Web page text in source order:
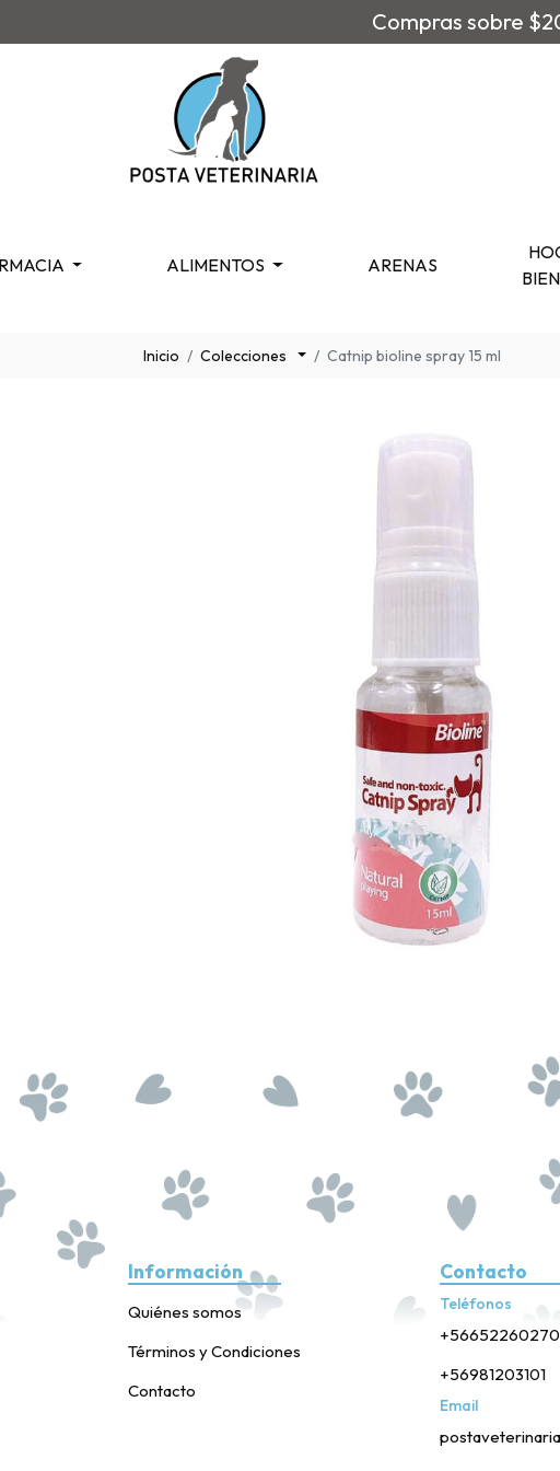
Compras sobre
ALIMENTOS ARENAS
Inicio Colecciones Catnip bioline spray 15 ml
Información
Quiénes somos
Términos y Condiciones
Contacto
Contacto
Teléfonos
+56652260270
+56981203101
Email